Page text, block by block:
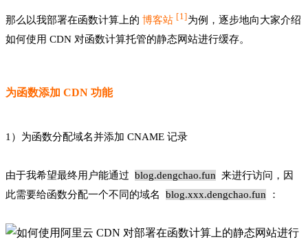
那么以我部署在函数计算上的 博客站 [1]为例，逐步地向大家介绍
如何使用 CDN 对函数计算托管的静态网站进行缓存。
为函数添加 CDN 功能
1）为函数分配域名并添加 CNAME 记录
由于我希望最终用户能通过 blog.dengchao.fun 来进行访问，因
此需要给函数分配一个不同的域名
blog.xxx.dengchao.fun ：